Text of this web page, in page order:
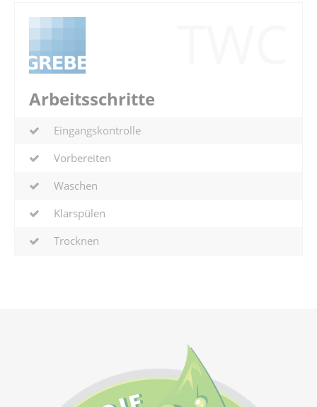
Arbeitsschritte
Eingangskontrolle
Vorbereiten
Waschen
Klarspülen
Trocknen